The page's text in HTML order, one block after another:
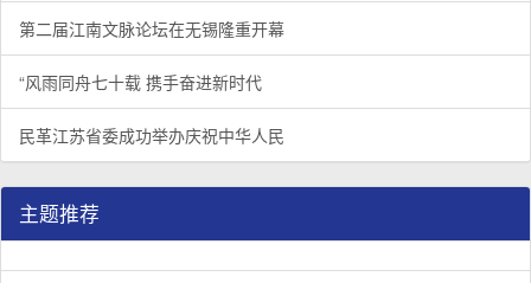
第二届江南文脉论坛在无锡隆重开幕
“风雨同舟七十载 携手奋进新时代
民革江苏省委成功举办庆祝中华人民
主题推荐